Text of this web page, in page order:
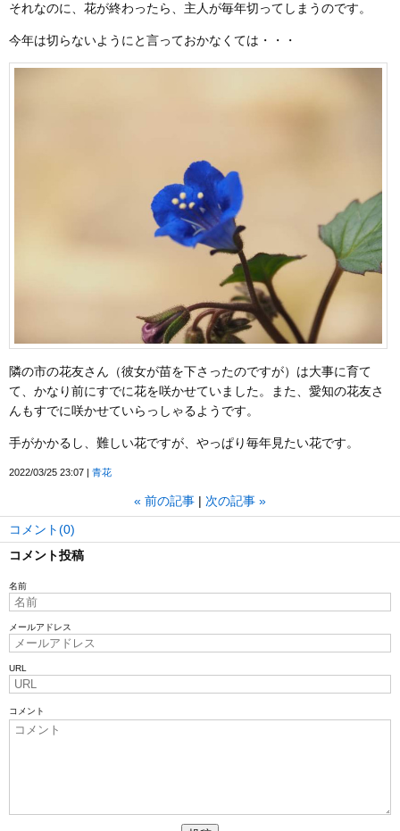
それなのに、花が終わったら、主人が毎年切ってしまうのです。
今年は切らないようにと言っておかなくては・・・
隣の市の花友さん（彼女が苗を下さったのですが）は大事に育て
て、かなり前にすでに花を咲かせていました。また、愛知の花友さ
んもすでに咲かせていらっしゃるようです。
手がかかるし、難しい花ですが、やっぱり毎年見たい花です。
2022/03/25 23:07 青花
« 前の記事 次の記事 »
コメント(0)
コメント投稿
名前
メールアドレス
URL
コメント